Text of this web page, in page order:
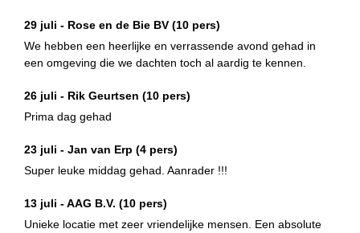
29 juli - Rose en de Bie BV (10 pers)
We hebben een heerlijke en verrassende avond gehad in
een omgeving die we dachten toch al aardig te kennen.
26 juli - Rik Geurtsen (10 pers)
Prima dag gehad
23 juli - Jan van Erp (4 pers)
Super leuke middag gehad. Aanrader !!!
13 juli -AAG B.V. (10 pers)
Unieke locatie met zeer vriendelijke mensen. Een absolute